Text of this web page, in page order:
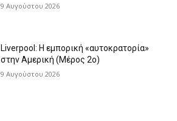
9 Αυγούστου 2026
Liverpool: Η εμπορική «αυτοκρατορία»
στην Αμερική (Μέρος 2ο)
9 Αυγούστου 2026